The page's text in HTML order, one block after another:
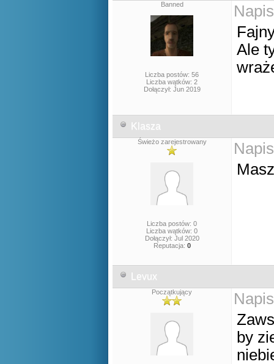
Banned
Liczba postów: 56
Liczba wątków: 2
Dołączył: Jun 2019
Ale
Klasza
Świeżo zarejestrowany
Liczba postów: 0
Liczba wątków: 0
Dołączył: Jul 2020
Reputacja: 0
Levux
Początkujący
by